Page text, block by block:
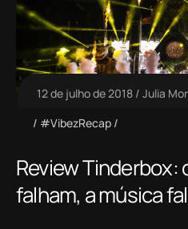
12 de julho de 2018
Julia
#VibezRecap
Review Tinderbox:
falham, a música